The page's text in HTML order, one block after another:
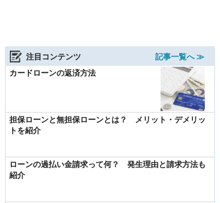
注目コンテンツ
記事一覧へ ≫
カードローンの返済方法
担保ローンと無担保ローンとは？ メリット・デメリッ
トを紹介
ローンの過払い金請求って何？ 発生理由と請求方法も
紹介